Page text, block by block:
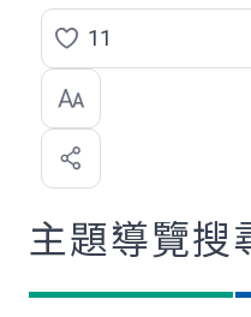
點
選
喜
歡
11
主題導覽搜